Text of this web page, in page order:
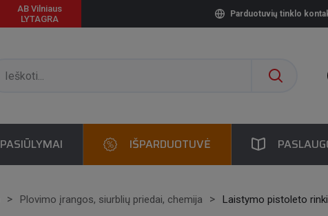
AB Vilniaus
LYTAGRA
Parduotuvių tinklo
PASIŪLYMAI IŠPARDUOTUVĖ
Plovimo įrangos, siurblių priedai, chemija Laistymo pistoleto